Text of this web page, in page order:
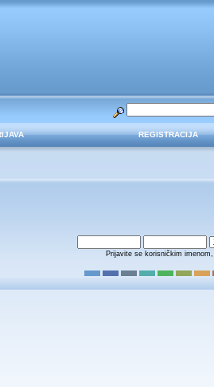
REGISTRACIJA
Prijavite se korisničkim